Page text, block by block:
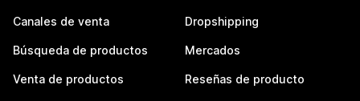
Canales de venta
Búsqueda de productos
Venta de productos
Dropshipping
Mercados
Reseñas de producto